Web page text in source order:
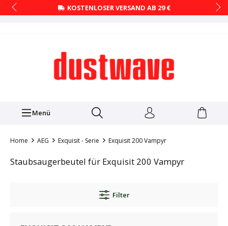
KOSTENLOSER VERSAND AB 29 €
Menü
Home AEG Exquisit - Serie Exquisit 200 Vampyr
Staubsaugerbeutel für Exquisit 200 Vampyr
Filter